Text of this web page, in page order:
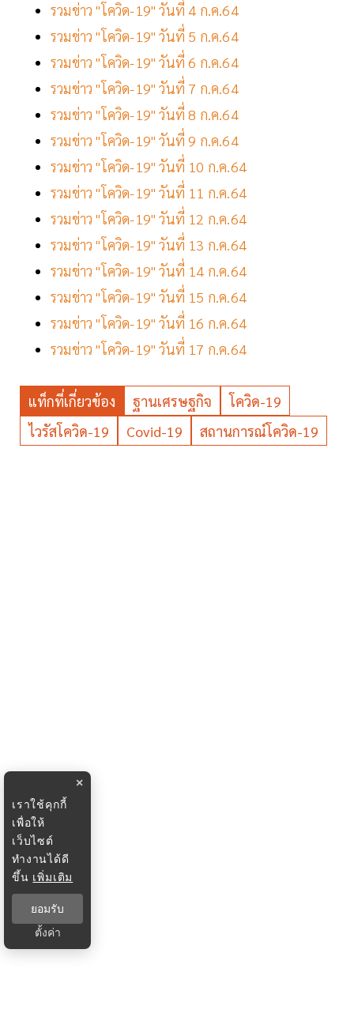
รวมข่าว "โควิด-19" วันที่ 4 ก.ค.64
รวมข่าว "โควิด-19" วันที่ 5 ก.ค.64
รวมข่าว "โควิด-19" วันที่ 6 ก.ค.64
รวมข่าว "โควิด-19" วันที่ 7 ก.ค.64
รวมข่าว "โควิด-19" วันที่ 8 ก.ค.64
รวมข่าว "โควิด-19" วันที่ 9 ก.ค.64
รวมข่าว "โควิด-19" วันที่ 10 ก.ค.64
รวมข่าว "โควิด-19" วันที่ 11 ก.ค.64
รวมข่าว "โควิด-19" วันที่ 12 ก.ค.64
รวมข่าว "โควิด-19" วันที่ 13 ก.ค.64
รวมข่าว "โควิด-19" วันที่ 14 ก.ค.64
รวมข่าว "โควิด-19" วันที่ 15 ก.ค.64
รวมข่าว "โควิด-19" วันที่ 16 ก.ค.64
รวมข่าว "โควิด-19" วันที่ 17 ก.ค.64
แท็กที่เกี่ยวข้อง ฐานเศรษฐกิจ
โควิด-19
ไวรัสโควิด-19
Covid-19 สถานการณ์โควิด-19
×
เราใช้คุกกี้
เพื่อให้
เว็บไซต์
ทำงานได้ดี
ขึ้น เพิ่มเติม
ยอมรับ
ตั้งค่า